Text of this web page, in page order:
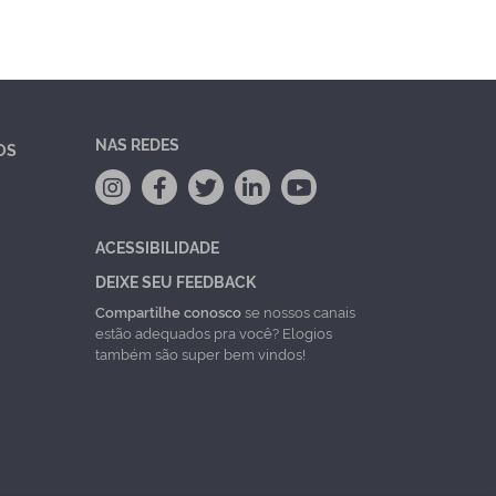
NAS REDES
ACESSIBILIDADE
DEIXE SEU FEEDBACK
Compartilhe conoscose nossos canais
estão adequados pra você? Elogios
também são super bem vindos!